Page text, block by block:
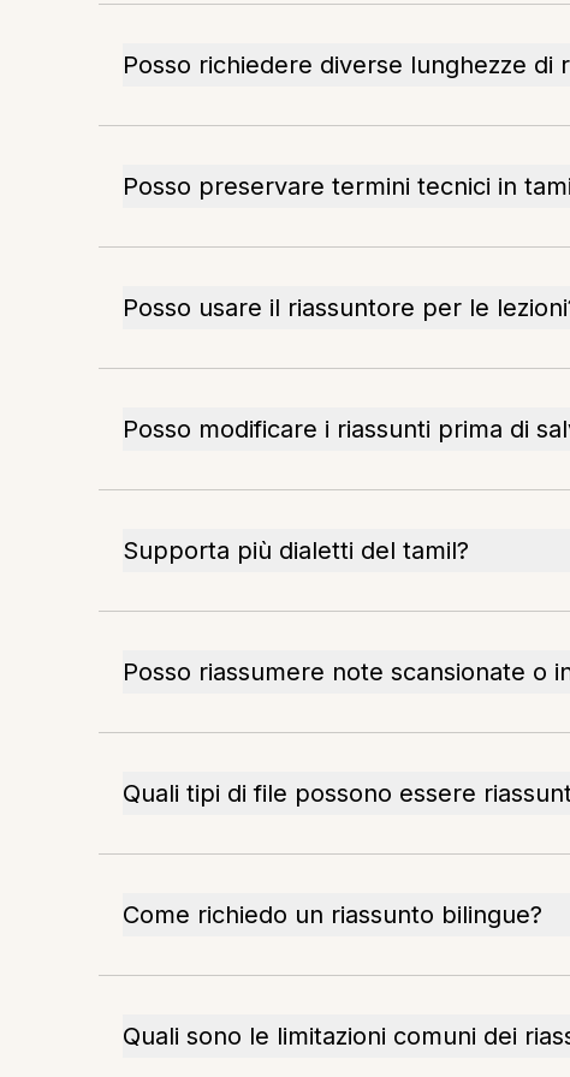
Posso richiedere diverse lunghezze di
Posso preservare termini tecnici in
Posso usare il riassuntore per le
Posso modificare i riassunti prima di
Supporta più dialetti del tamil?
Posso riassumere note scansionate o
Quali tipi di file possono essere
Come richiedo un riassunto bilingue?
Quali sono le limitazioni comuni dei